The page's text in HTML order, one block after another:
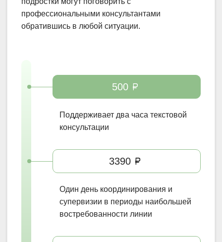
профессиональными консультантами
обратившись в любой ситуации.
500
Поддерживает два часа текстовой
консультации
3390
Один день координирования и
супервизии в периоды наибольшей
востребованности линии